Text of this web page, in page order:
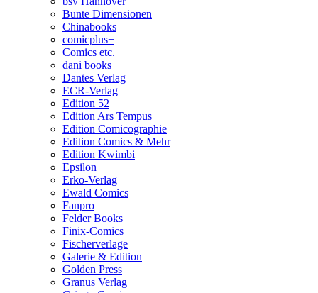
Bunte Dimensionen
Chinabooks
comicplus+
Comics etc.
dani books
Dantes Verlag
ECR-Verlag
Edition 52
Edition Ars Tempus
Edition Comicographie
Edition Comics & Mehr
Edition Kwimbi
Epsilon
Erko-Verlag
Ewald Comics
Fanpro
Felder Books
Finix-Comics
Fischerverlage
Galerie & Edition
Golden Press
Granus Verlag